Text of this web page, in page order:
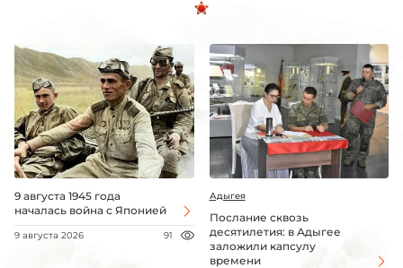
9 августа 1945 года
началась война с Японией
9 августа 2026 91
Адыгея
Послание сквозь
десятилетия: в Адыгее
заложили капсулу
времени